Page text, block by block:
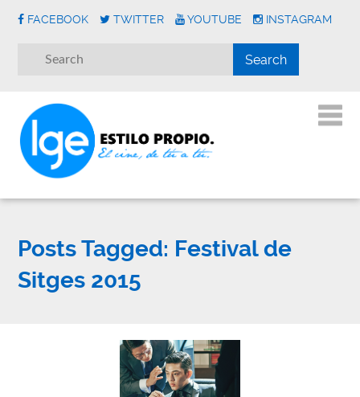
FACEBOOK TWITTER YOUTUBE INSTAGRAM
Posts Tagged: Festival de
Sitges 2015